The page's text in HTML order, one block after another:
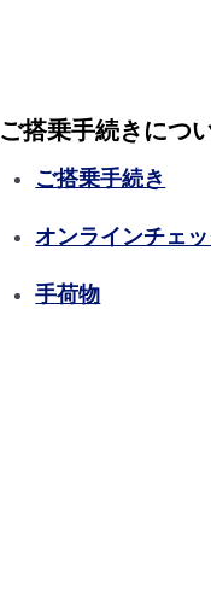
ご搭乗手続きにつ
ご搭乗手続き
オンラインチェ
手荷物